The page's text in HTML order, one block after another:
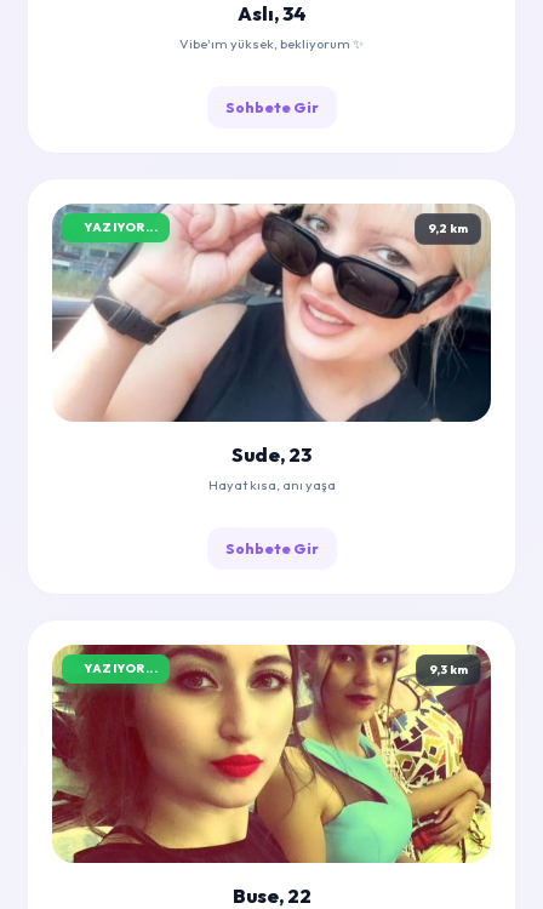
Aslı, 34
Vibe'ım yüksek, bekliyorum ✨
Sohbete Gir
YAZIYOR... 9,2 km
Sude, 23
Hayat kısa, anı yaşa
Sohbete Gir
YAZIYOR... 9,3 km
Buse, 22